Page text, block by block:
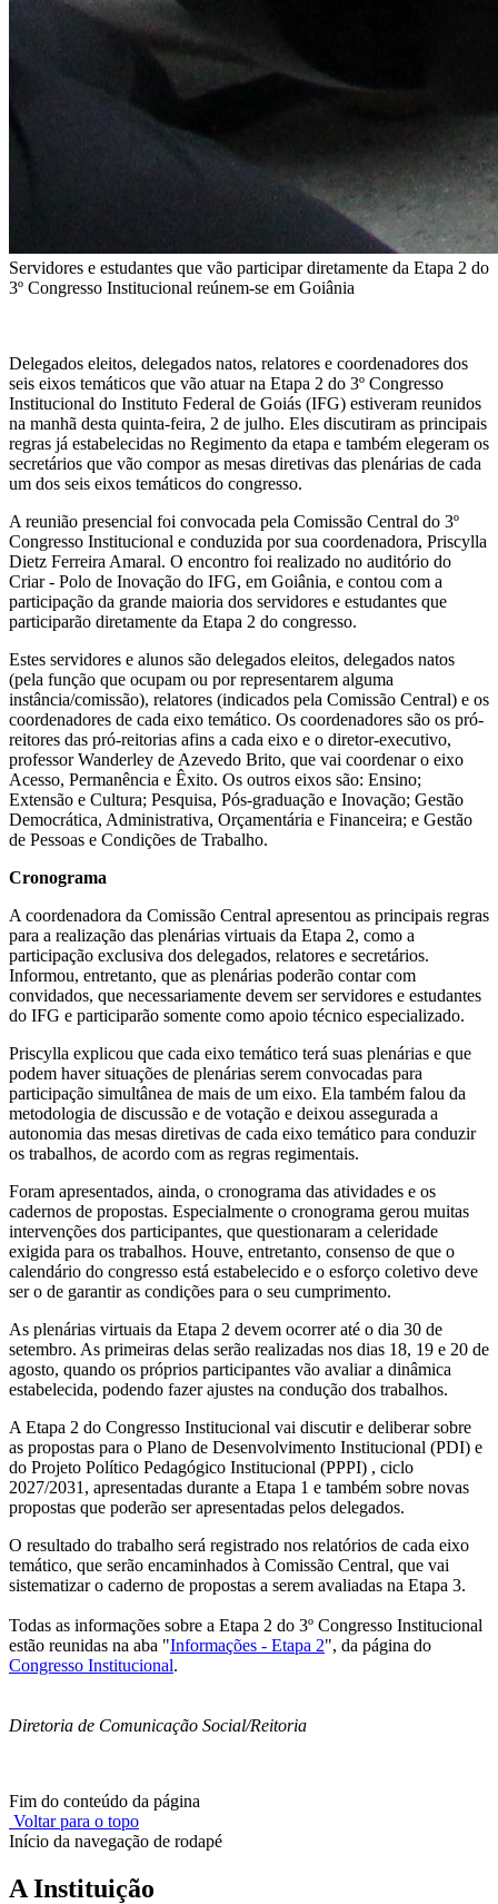
Servidores e estudantes que vão participar diretamente da Etapa 2 do
3º Congresso Institucional reúnem-se em Goiânia
Delegados eleitos, delegados natos, relatores e coordenadores dos
seis eixos temáticos que vão atuar na Etapa 2 do 3º Congresso
Institucional do Instituto Federal de Goiás (IFG) estiveram reunidos
na manhã desta quinta-feira, 2 de julho. Eles discutiram as principais
regras já estabelecidas no Regimento da etapa e também elegeram os
secretários que vão compor as mesas diretivas das plenárias de cada
um dos seis eixos temáticos do congresso.
A reunião presencial foi convocada pela Comissão Central do 3º
Congresso Institucional e conduzida por sua coordenadora, Priscylla
Dietz Ferreira Amaral. O encontro foi realizado no auditório do
Criar - Polo de Inovação do IFG, em Goiânia, e contou com a
participação da grande maioria dos servidores e estudantes que
participarão diretamente da Etapa 2 do congresso.
Estes servidores e alunos são delegados eleitos, delegados natos
(pela função que ocupam ou por representarem alguma
instância/comissão), relatores (indicados pela Comissão Central) e os
coordenadores de cada eixo temático. Os coordenadores são os pró-
reitores das pró-reitorias afins a cada eixo e o diretor-executivo,
professor Wanderley de Azevedo Brito, que vai coordenar o eixo
Acesso, Permanência e Êxito. Os outros eixos são: Ensino;
Extensão e Cultura; Pesquisa, Pós-graduação e Inovação; Gestão
Democrática, Administrativa, Orçamentária e Financeira; e Gestão
de Pessoas e Condições de Trabalho.
Cronograma
A coordenadora da Comissão Central apresentou as principais regras
para a realização das plenárias virtuais da Etapa 2, como a
participação exclusiva dos delegados, relatores e secretários.
Informou, entretanto, que as plenárias poderão contar com
convidados, que necessariamente devem ser servidores e estudantes
do IFG e participarão somente como apoio técnico especializado.
Priscylla explicou que cada eixo temático terá suas plenárias e que
podem haver situações de plenárias serem convocadas para
participação simultânea de mais de um eixo. Ela também falou da
metodologia de discussão e de votação e deixou assegurada a
autonomia das mesas diretivas de cada eixo temático para conduzir
os trabalhos, de acordo com as regras regimentais.
Foram apresentados, ainda, o cronograma das atividades e os
cadernos de propostas. Especialmente o cronograma gerou muitas
intervenções dos participantes, que questionaram a celeridade
exigida para os trabalhos. Houve, entretanto, consenso de que o
calendário do congresso está estabelecido e o esforço coletivo deve
ser o de garantir as condições para o seu cumprimento.
As plenárias virtuais da Etapa 2 devem ocorrer até o dia 30 de
setembro. As primeiras delas serão realizadas nos dias 18, 19 e 20 de
agosto, quando os próprios participantes vão avaliar a dinâmica
estabelecida, podendo fazer ajustes na condução dos trabalhos.
A Etapa 2 do Congresso Institucional vai discutir e deliberar sobre
as propostas para o Plano de Desenvolvimento Institucional (PDI) e
do Projeto Político Pedagógico Institucional (PPPI) , ciclo
2027/2031, apresentadas durante a Etapa 1 e também sobre novas
propostas que poderão ser apresentadas pelos delegados.
O resultado do trabalho será registrado nos relatórios de cada eixo
temático, que serão encaminhados à Comissão Central, que vai
sistematizar o caderno de propostas a serem avaliadas na Etapa 3.
Todas as informações sobre a Etapa 2 do 3º Congresso Institucional
estão reunidas na aba "Informações - Etapa 2", da página do
Congresso Institucional.
Diretoria de Comunicação Social/Reitoria
Fim do conteúdo da página
Voltar para o topo
Início da navegação de rodapé
A Instituição